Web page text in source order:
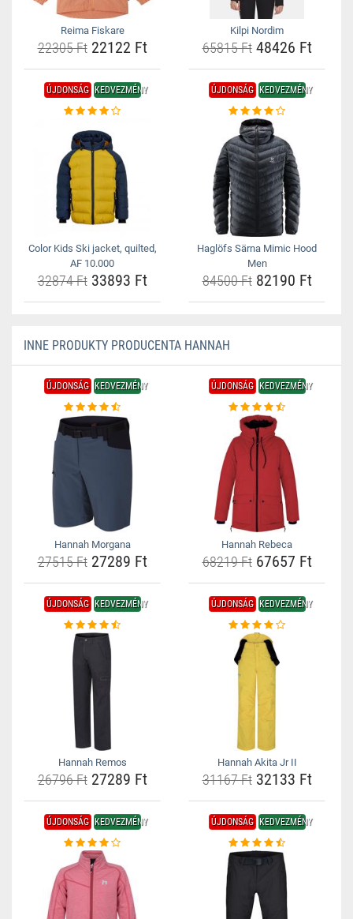
Reima Fiskare
22305 Ft22122 Ft
Kilpi Nordim
65815 Ft48426 Ft
ÚJDONSÁG KEDVEZMÉNY
Color Kids Ski jacket, quilted,
AF 10.000
32874 Ft33893 Ft
ÚJDONSÁG KEDVEZMÉNY
Haglöfs Särna Mimic Hood
Men
84500 Ft82190 Ft
INNE PRODUKTY PRODUCENTA HANNAH
ÚJDONSÁG KEDVEZMÉNY
Hannah Morgana
27515 Ft27289 Ft
ÚJDONSÁG KEDVEZMÉNY
Hannah Rebeca
68219 Ft67657 Ft
ÚJDONSÁG KEDVEZMÉNY
Hannah Remos
26796 Ft27289 Ft
ÚJDONSÁG KEDVEZMÉNY
Hannah Akita Jr II
31167 Ft32133 Ft
ÚJDONSÁG KEDVEZMÉNY ÚJDONSÁG KEDVEZMÉNY